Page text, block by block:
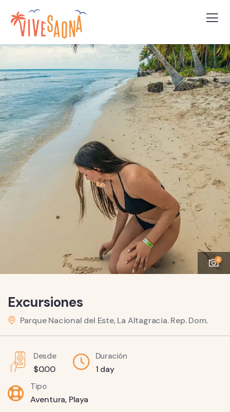
4
Excursiones
Parque Nacional del Este, La Altagracia. Rep. Dom.
Desde
$0.00
Duración
1 day
Tipo
Aventura, Playa